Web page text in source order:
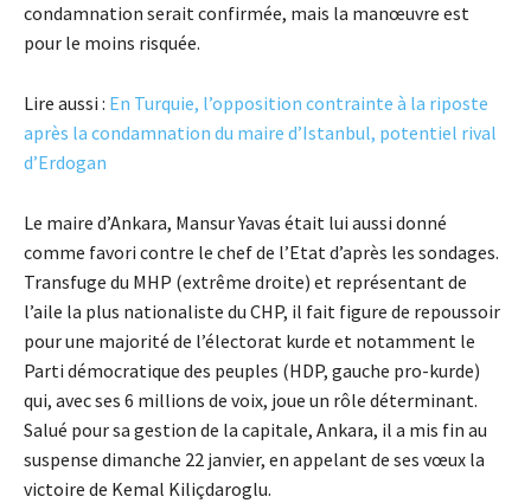
condamnation serait confirmée, mais la manœuvre est
pour le moins risquée.
Lire aussi : En Turquie, l’opposition contrainte à la riposte
après la condamnation du maire d’Istanbul, potentiel rival
d’Erdogan
Le maire d’Ankara, Mansur Yavas était lui aussi donné
comme favori contre le chef de l’Etat d’après les sondages.
Transfuge du MHP (extrême droite) et représentant de
l’aile la plus nationaliste du CHP, il fait figure de repoussoir
pour une majorité de l’électorat kurde et notamment le
Parti démocratique des peuples (HDP, gauche pro-kurde)
qui, avec ses 6 millions de voix, joue un rôle déterminant.
Salué pour sa gestion de la capitale, Ankara, il a mis fin au
suspense dimanche 22 janvier, en appelant de ses vœux la
victoire de Kemal Kiliçdaroglu.